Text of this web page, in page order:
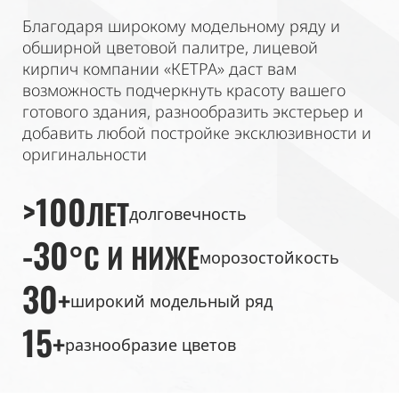
Благодаря широкому модельному ряду и
обширной цветовой палитре, лицевой
кирпич компании «КЕТРА» даст вам
возможность подчеркнуть красоту вашего
готового здания, разнообразить экстерьер и
добавить любой постройке эксклюзивности и
оригинальности
>100ЛЕТдолговечность
-30°C И НИЖЕморозостойкость
30+широкий модельный ряд
15+разнообразие цветов